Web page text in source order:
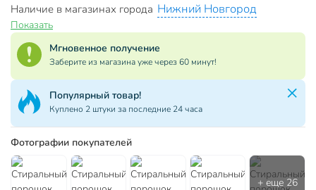
Наличие в магазинах города Нижний Новгород
Показать
Мгновенное получение
Заберите из магазина уже через 60 минут!
Популярный товар!
Куплено 2 штуки за последние 24 часа
Фотографии покупателей